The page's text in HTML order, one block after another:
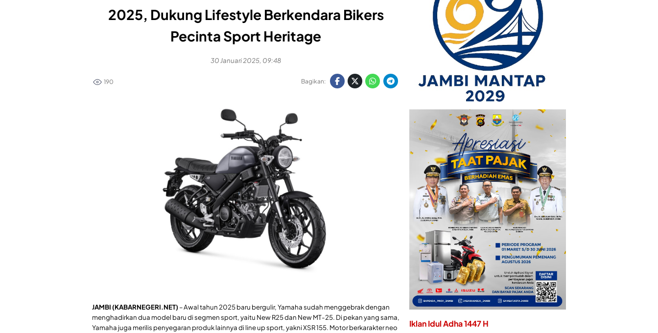
2025, Dukung Lifestyle Berkendara Bikers
Pecinta Sport Heritage
30 Januari 2025, 09:48
190 Bagikan:
JAMBI (KABARNEGERI.NET)– Awal tahun 2025 baru bergulir, Yamaha sudah menggebrak dengan
menghadirkan dua model baru di segmen sport, yaitu New R25 dan New MT-25. Di pekan yang sama,
Yamaha juga merilis penyegaran produk lainnya di line up sport, yakni XSR 155. Motor berkarakter neo
Iklan Idul Adha 1447 H